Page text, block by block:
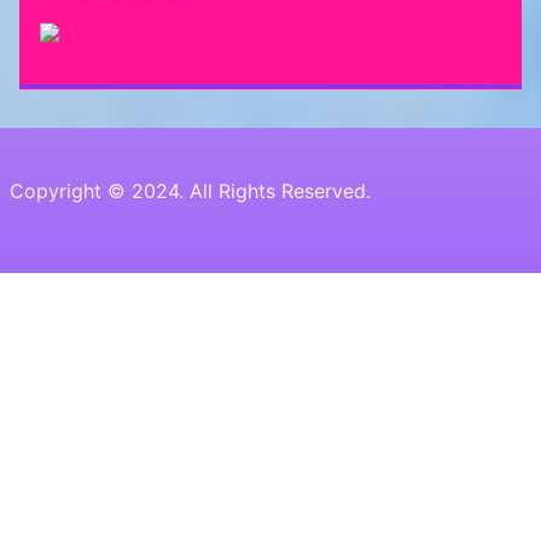
Copyright © 2024. All Rights Reserved.